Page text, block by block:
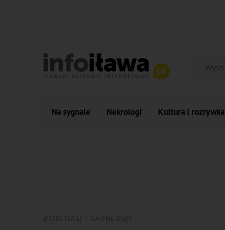
Na sygnale Nekrologi Kultura i rozrywka
JESTEŚ TUTAJ GALERIE ZDJĘĆ